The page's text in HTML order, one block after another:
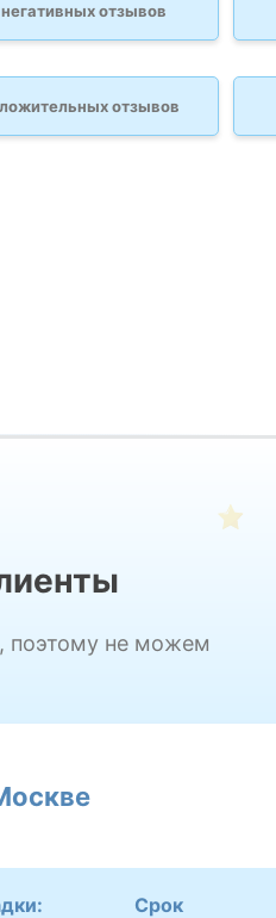
отзывов
отзывов
поэтому не можем
Срок